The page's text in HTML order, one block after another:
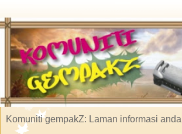
Komuniti gempakZ: Laman informasi anda